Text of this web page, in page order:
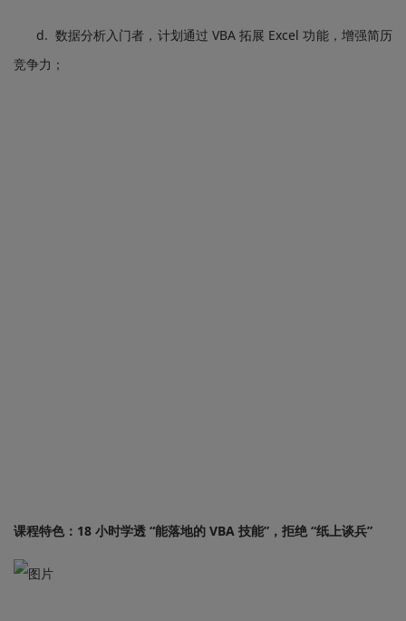
d. 数据分析入门者，计划通过 VBA 拓展 Excel 功能，增强简历
竞争力；
课程特色：18 小时学透 “能落地的 VBA 技能”，拒绝 “纸上谈兵”